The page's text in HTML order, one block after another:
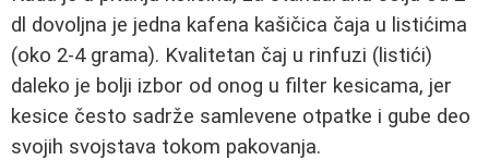
dl dovoljna je jedna kafena kašičica čaja u listićima
(oko 2-4 grama). Kvalitetan čaj u rinfuzi (listići)
daleko je bolji izbor od onog u filter kesicama, jer
kesice često sadrže samlevene otpatke i gube deo
svojih svojstava tokom pakovanja.